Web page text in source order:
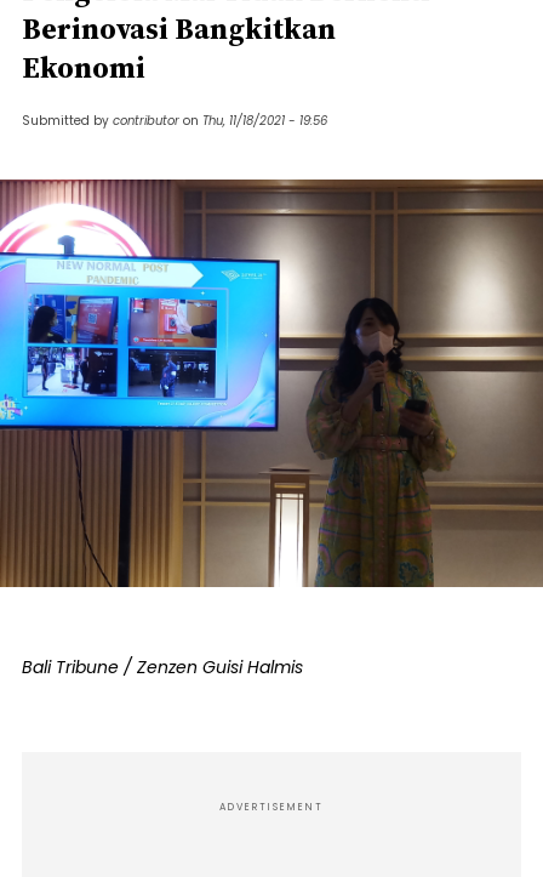
Berinovasi Bangkitkan
Ekonomi
Submitted by contributor on Thu, 11/18/2021 - 19:56
Bali Tribune / Zenzen Guisi Halmis
ADVERTISEMENT